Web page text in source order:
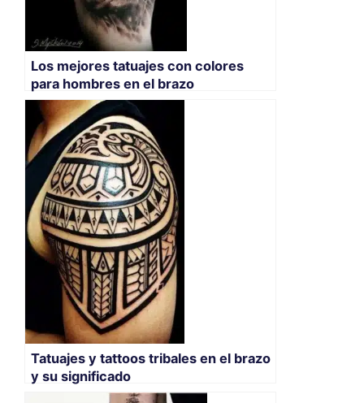
Los mejores tatuajes con colores
para hombres en el brazo
Tatuajes y tattoos tribales en el brazo
y su significado